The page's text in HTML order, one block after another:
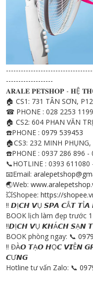
-------------------
𝐀𝐑𝐀𝐋𝐄 𝐏𝐄𝐓𝐒𝐇𝐎𝐏 - 𝐇Ệ
🏠 CS1: 731 TÂN SƠN,
☎ PHONE : 028 2253 1199
🏠 CS2: 604 PHAN VĂN
☎️PHONE : 0979 539453
🏠CS3: 232 MINH
☎️PHONE : 0937 286 896 -
📞HOTLINE : 0393
📧Email:
🌏Web:
💥Shopee: https://
‼️ 𝘿Ị𝘾𝙃 𝙑Ụ 𝙎𝙋𝘼 𝘾Ắ𝙏
BOOK lịch làm đẹp trước
‼️𝘿Ị𝘾𝙃 𝙑Ụ 𝙆𝙃Á𝘾𝙃 𝙎Ạ𝙉
BOOK phòng ngay: 📞
‼️ ĐÀ𝙊 𝙏Ạ𝙊 𝙃Ọ𝘾 𝙑𝙄Ê𝙉
𝘾Ư𝙉𝙂
Hotline tư vấn Zalo: 📞